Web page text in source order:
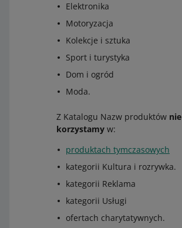
Elektronika
Motoryzacja
Kolekcje i sztuka
Sport i turystyka
Dom i ogród
Moda.
Z Katalogu Nazw produktów nie
korzystamy w:
produktach tymczasowych
kategorii Kultura i rozrywka.
kategorii Reklama
kategorii Usługi
ofertach charytatywnych.